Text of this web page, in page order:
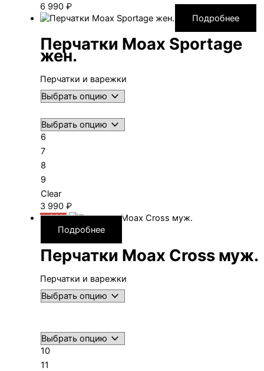
6 990 ₽
Подробнее
Перчатки Moax Sportage
жен.
Перчатки и варежки
6
7
8
9
Clear
3 990 ₽
—20%
Подробнее
Перчатки Moax Cross муж.
Перчатки и варежки
10
11